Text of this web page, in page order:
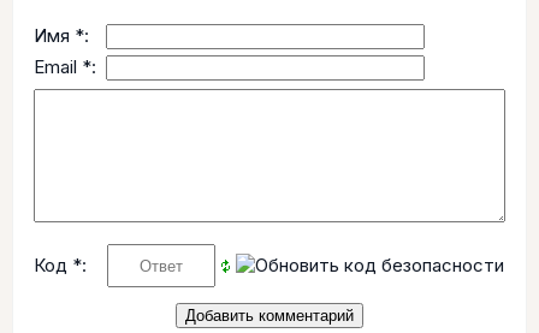
Имя *:
Email *:
Код *: